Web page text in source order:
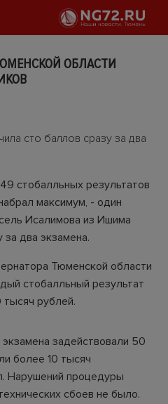
ОБЛАСТИ
сто баллов сразу за два
стобалльных результатов
максимум, - один
Исалимова из Ишима
за два экзамена.
Тюменской области
стобалльный результат
тысяч рублей.
задействовали 50
более 10 тысяч
Нарушений процедуры
сбоев не было.